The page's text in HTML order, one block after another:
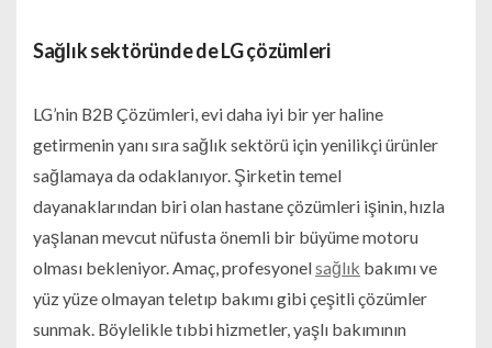
Sağlık sektöründe de LG çözümleri
LG’nin B2B Çözümleri, evi daha iyi bir yer haline
getirmenin yanı sıra sağlık sektörü için yenilikçi ürünler
sağlamaya da odaklanıyor. Şirketin temel
dayanaklarından biri olan hastane çözümleri işinin, hızla
yaşlanan mevcut nüfusta önemli bir büyüme motoru
olması bekleniyor. Amaç, profesyonelsağlık bakımı ve
yüz yüze olmayan teletıp bakımı gibi çeşitli çözümler
sunmak. Böylelikle tıbbi hizmetler, yaşlı bakımının